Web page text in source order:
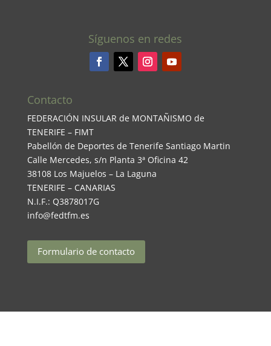
Síguenos en redes
Contacto
FEDERACIÓN INSULAR de MONTAÑISMO de
TENERIFE – FIMT
Pabellón de Deportes de Tenerife Santiago Martin
Calle Mercedes, s/n Planta 3ª Oficina 42
38108 Los Majuelos – La Laguna
TENERIFE – CANARIAS
N.I.F.: Q3878017G
info@fedtfm.es
Formulario de contacto